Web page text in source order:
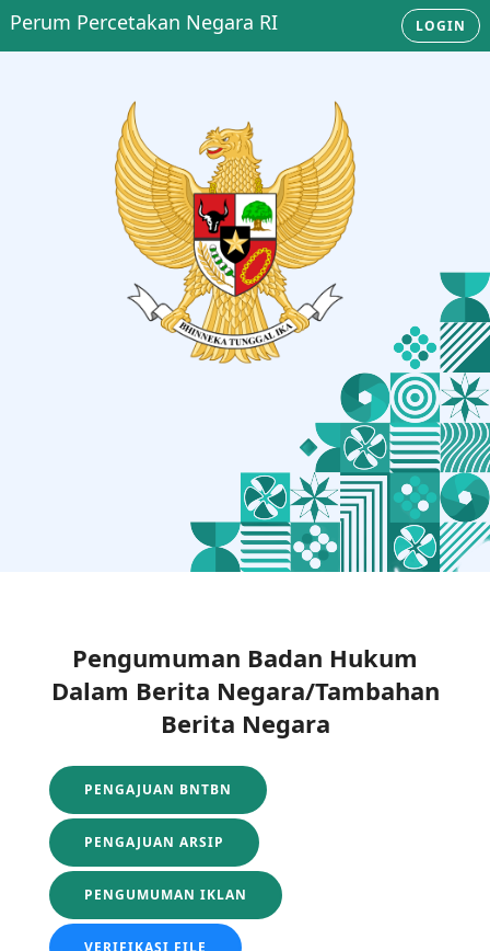
Perum Percetakan Negara RI LOGIN
Pengumuman Badan Hukum
Dalam Berita Negara/Tambahan
Berita Negara
PENGAJUAN BNTBN
PENGAJUAN ARSIP
PENGUMUMAN IKLAN